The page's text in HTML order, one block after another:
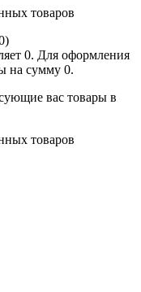
товаров
0. Для оформления
на сумму 0.
вас товары в
товаров